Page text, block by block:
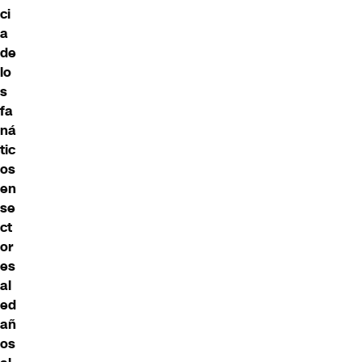
ci
a
de
lo
s
fa
ná
tic
os
en
se
ct
or
es
al
ed
añ
os